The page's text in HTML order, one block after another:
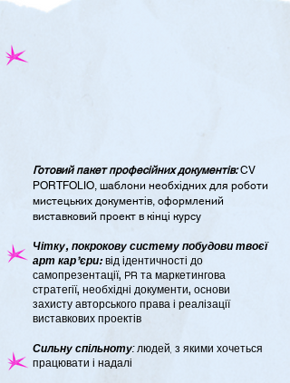
Готовий пакет професійних документів:CV
PORTFOLIO, шаблони необхідних для роботи
мистецьких документів, оформлений
виставковий проект в кінці курсу
Чітку, покрокову систему побудови твоєї
арт кар'єри:від ідентичності до
самопрезентації, PR та маркетингова
стратегії, необхідні документи, основи
захисту авторського права і реалізації
виставкових проектів​
Сильну спільноту:людей, з якими хочеться
працювати і надалі